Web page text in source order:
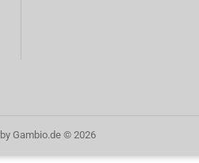
by Gambio.de © 2026